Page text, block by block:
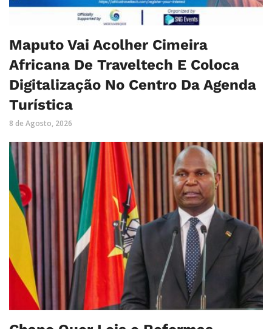
Maputo Vai Acolher Cimeira
Africana De Traveltech E Coloca
Digitalização No Centro Da Agenda
Turística
8 de Agosto, 2026